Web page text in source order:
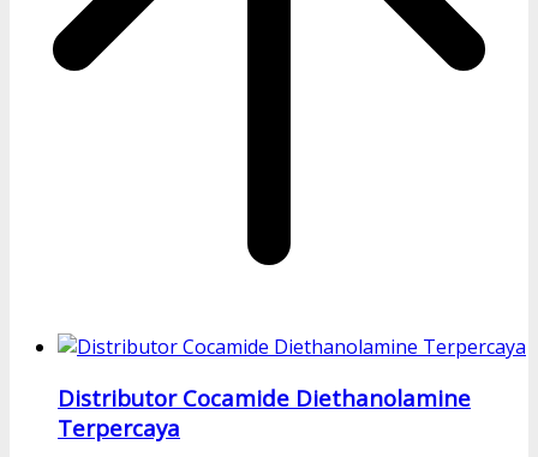
Distributor Cocamide Diethanolamine
Terpercaya